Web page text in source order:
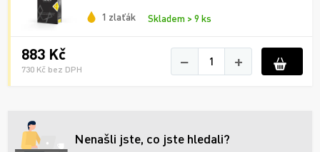
1 zlaťák Skladem > 9 ks
883 Kč
730 Kč bez DPH − +
Nenašli jste, co jste hledali?